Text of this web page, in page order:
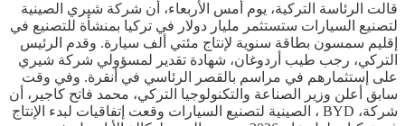
قالت الرئاسة التركية، يوم أمس الأربعاء، أن شركة شيري الصينية
لتصنيع السيارات ستستثمر مليار دولار في تركيا بمنشأة للتصنيع في
إقليم سمسون بطاقة سنوية لإنتاج مئتي ألف سيارة. وقدم الرئيس
التركي، رجب طيب أردوغان، شهادة تقدير لمسؤولي شركة شيري
على إستثمارهم في مراسم بالقصر الرئاسي في أنقرة. وفي وقت
سابق أعلن وزير الصناعة والتكنولوجيا التركي، محمد فاتح كاجير، أن
شركة، BYD ، الصينية لتصنيع السيارات وقعت إتفاقيات لبدء الإنتاج